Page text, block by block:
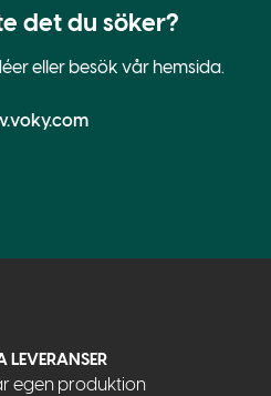
det du söker?
eller besök vår hemsida.
LEVERANSER
egen produktion